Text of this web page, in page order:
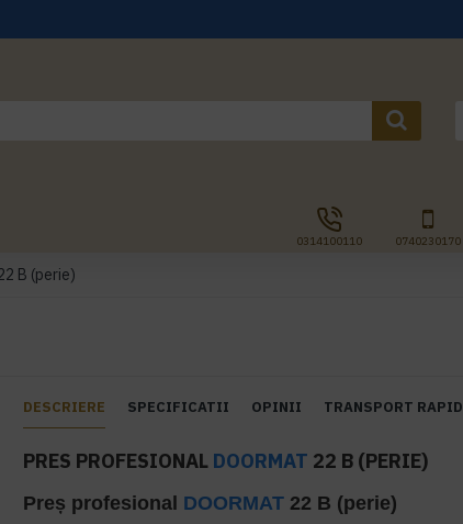
0314100110 0740230170
B (perie)
DESCRIERE SPECIFICATII OPINII TRANSPORT RAPID
PRES PROFESIONAL DOORMAT 22 B (PERIE)
Preș profesional DOORMAT 22 B (perie)